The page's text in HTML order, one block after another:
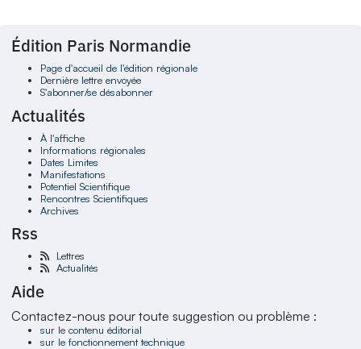
Édition Paris Normandie
Page d'accueil de l'édition régionale
Dernière lettre envoyée
S'abonner/se désabonner
Actualités
À l'affiche
Informations régionales
Dates Limites
Manifestations
Potentiel Scientifique
Rencontres Scientifiques
Archives
Rss
Lettres
Actualités
Aide
Contactez-nous pour toute suggestion ou problème :
sur le contenu éditorial
sur le fonctionnement technique